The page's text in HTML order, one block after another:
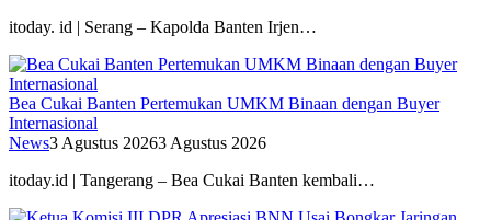
itoday. id | Serang – Kapolda Banten Irjen…
Bea Cukai Banten Pertemukan UMKM Binaan dengan Buyer
Internasional
News3 Agustus 20263 Agustus 2026
itoday.id | Tangerang – Bea Cukai Banten kembali…